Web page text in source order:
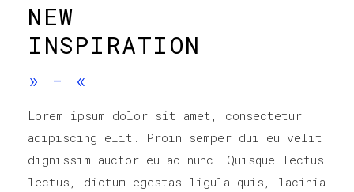
NEW
INSPIRATION
» - «
Lorem ipsum dolor sit amet, consectetur
adipiscing elit. Proin semper dui eu velit
dignissim auctor eu ac nunc. Quisque lectus
lectus, dictum egestas ligula quis, lacinia